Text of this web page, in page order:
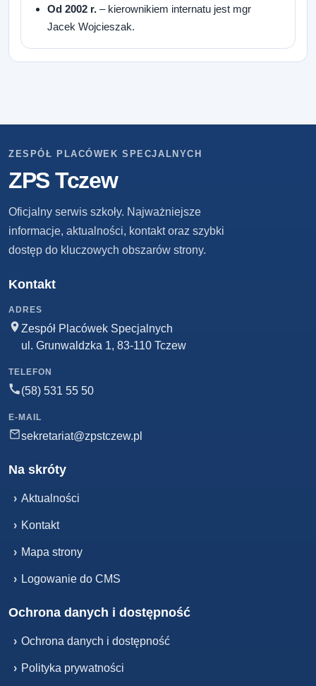
Od 2002 r. – kierownikiem internatu jest mgr
Jacek Wojcieszak.
ZESPÓŁ PLACÓWEK SPECJALNYCH
ZPS Tczew
Oficjalny serwis szkoły. Najważniejsze
informacje, aktualności, kontakt oraz szybki
dostęp do kluczowych obszarów strony.
Kontakt
ADRES
Zespół Placówek Specjalnych
ul. Grunwaldzka 1, 83-110 Tczew
TELEFON
(58) 531 55 50
E-MAIL
sekretariat@zpstczew.pl
Na skróty
› Aktualności
› Kontakt
› Mapa strony
› Logowanie do CMS
Ochrona danych i dostępność
› Ochrona danych i dostępność
› Polityka prywatności